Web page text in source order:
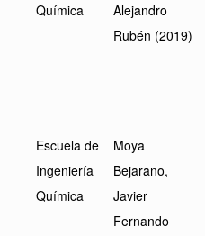
Química
Alejandro
Rubén (2019)
Escuela de
Ingeniería
Química
Moya
Bejarano,
Javier
Fernando